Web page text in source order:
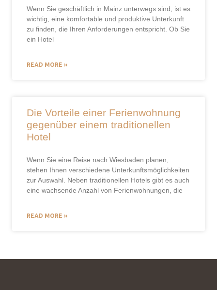
Wenn Sie geschäftlich in Mainz unterwegs sind, ist es
wichtig, eine komfortable und produktive Unterkunft
zu finden, die Ihren Anforderungen entspricht. Ob Sie
ein Hotel
READ MORE »
Die Vorteile einer Ferienwohnung
gegenüber einem traditionellen
Hotel
Wenn Sie eine Reise nach Wiesbaden planen,
stehen Ihnen verschiedene Unterkunftsmöglichkeiten
zur Auswahl. Neben traditionellen Hotels gibt es auch
eine wachsende Anzahl von Ferienwohnungen, die
READ MORE »